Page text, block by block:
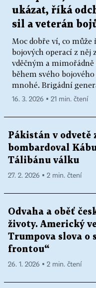
ukázat, říká
sil a veterán
Moc dobře ví, co
bojových operací z něj
vděčným a
během svého
mnohé. Brigádní
16. 3. 2026 ▪ 21 min. čtení
Pákistán v odvetě
bombardoval
Tálibánu válku
27. 2. 2026 ▪ 2 min. čtení
Odvaha a oběť
životy. Americký
Trumpova slova o
frontou“
26. 1. 2026 ▪ 2 min. čtení